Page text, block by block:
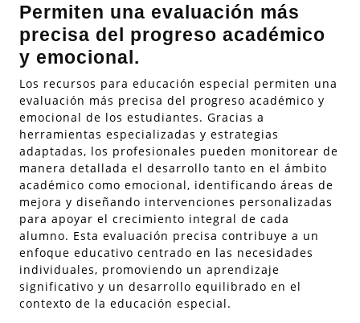
Permiten una evaluación más
precisa del progreso académico
y emocional.
Los recursos para educación especial permiten una
evaluación más precisa del progreso académico y
emocional de los estudiantes. Gracias a
herramientas especializadas y estrategias
adaptadas, los profesionales pueden monitorear de
manera detallada el desarrollo tanto en el ámbito
académico como emocional, identificando áreas de
mejora y diseñando intervenciones personalizadas
para apoyar el crecimiento integral de cada
alumno. Esta evaluación precisa contribuye a un
enfoque educativo centrado en las necesidades
individuales, promoviendo un aprendizaje
significativo y un desarrollo equilibrado en el
contexto de la educación especial.